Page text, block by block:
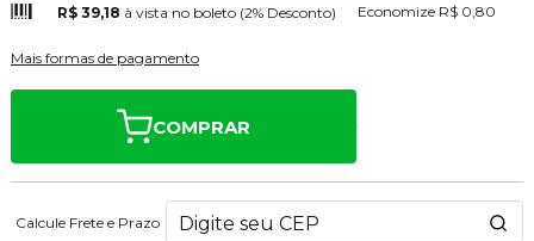
R$ 39,18 à vista no boleto (2% Desconto) Economize R$ 0,80
Mais formas de pagamento
COMPRAR
Calcule Frete e Prazo